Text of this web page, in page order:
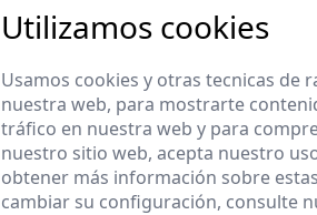
Utilizamos cookies
Usamos cookies y otras tecnicas de
nuestra web, para mostrarte
tráfico en nuestra web y para
nuestro sitio web, acepta nuestro
obtener más información sobre
cambiar su configuración, consulte